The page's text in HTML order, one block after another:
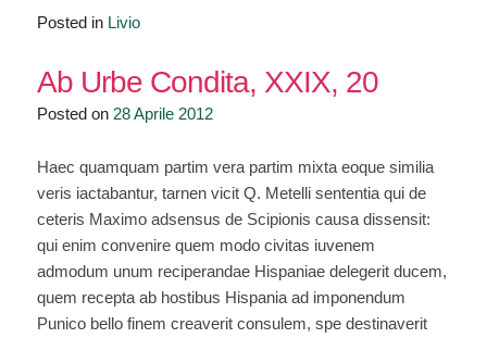
Posted in Livio
Ab Urbe Condita, XXIX, 20
Posted on 28 Aprile 2012
Haec quamquam partim vera partim mixta eoque similia
veris iactabantur, tarnen vicit Q. Metelli sententia qui de
ceteris Maximo adsensus de Scipionis causa dissensit:
qui enim convenire quem modo civitas iuvenem
admodum unum reciperandae Hispaniae delegerit ducem,
quem recepta ab hostibus Hispania ad imponendum
Punico bello finem creaverit consulem, spe destinaverit